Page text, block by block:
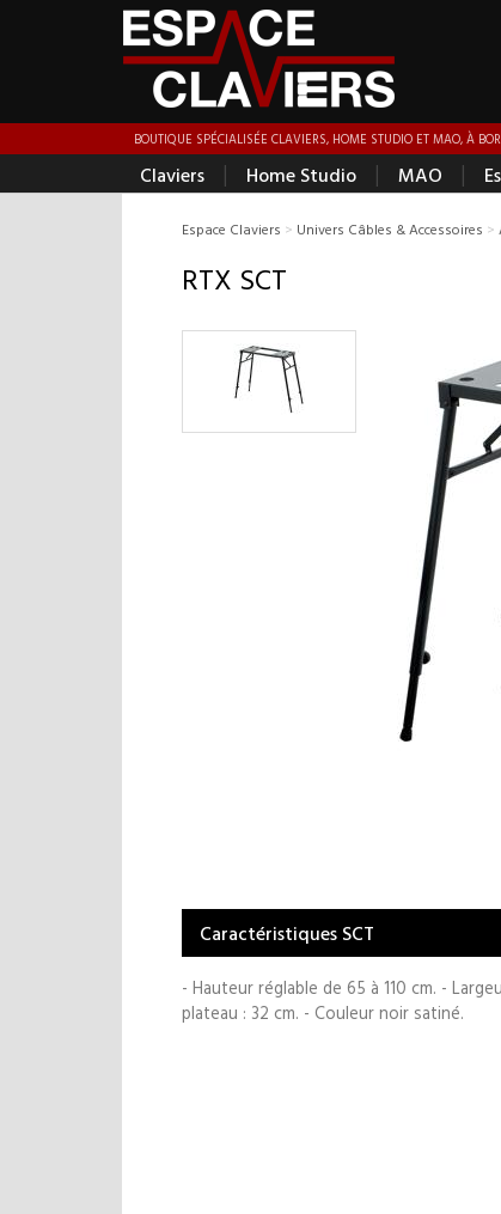
BOUTIQUE SPÉCIALISÉE CLAVIERS, HOME STUDIO ET MAO, À
Claviers | Home Studio | MAO |
Espace Claviers > Univers Câbles & Accessoires >
RTX SCT
Caractéristiques SCT
- Hauteur réglable de 65 à 110 cm. -
plateau : 32 cm. - Couleur noir satiné.